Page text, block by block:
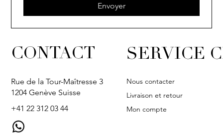
Envoyer
CONTACT
Rue de la Tour-Maîtresse 3
1204 Genève Suisse
+41 22 312 03 44
SERVICE
Nous contacter
Livraison et retour
Mon compte